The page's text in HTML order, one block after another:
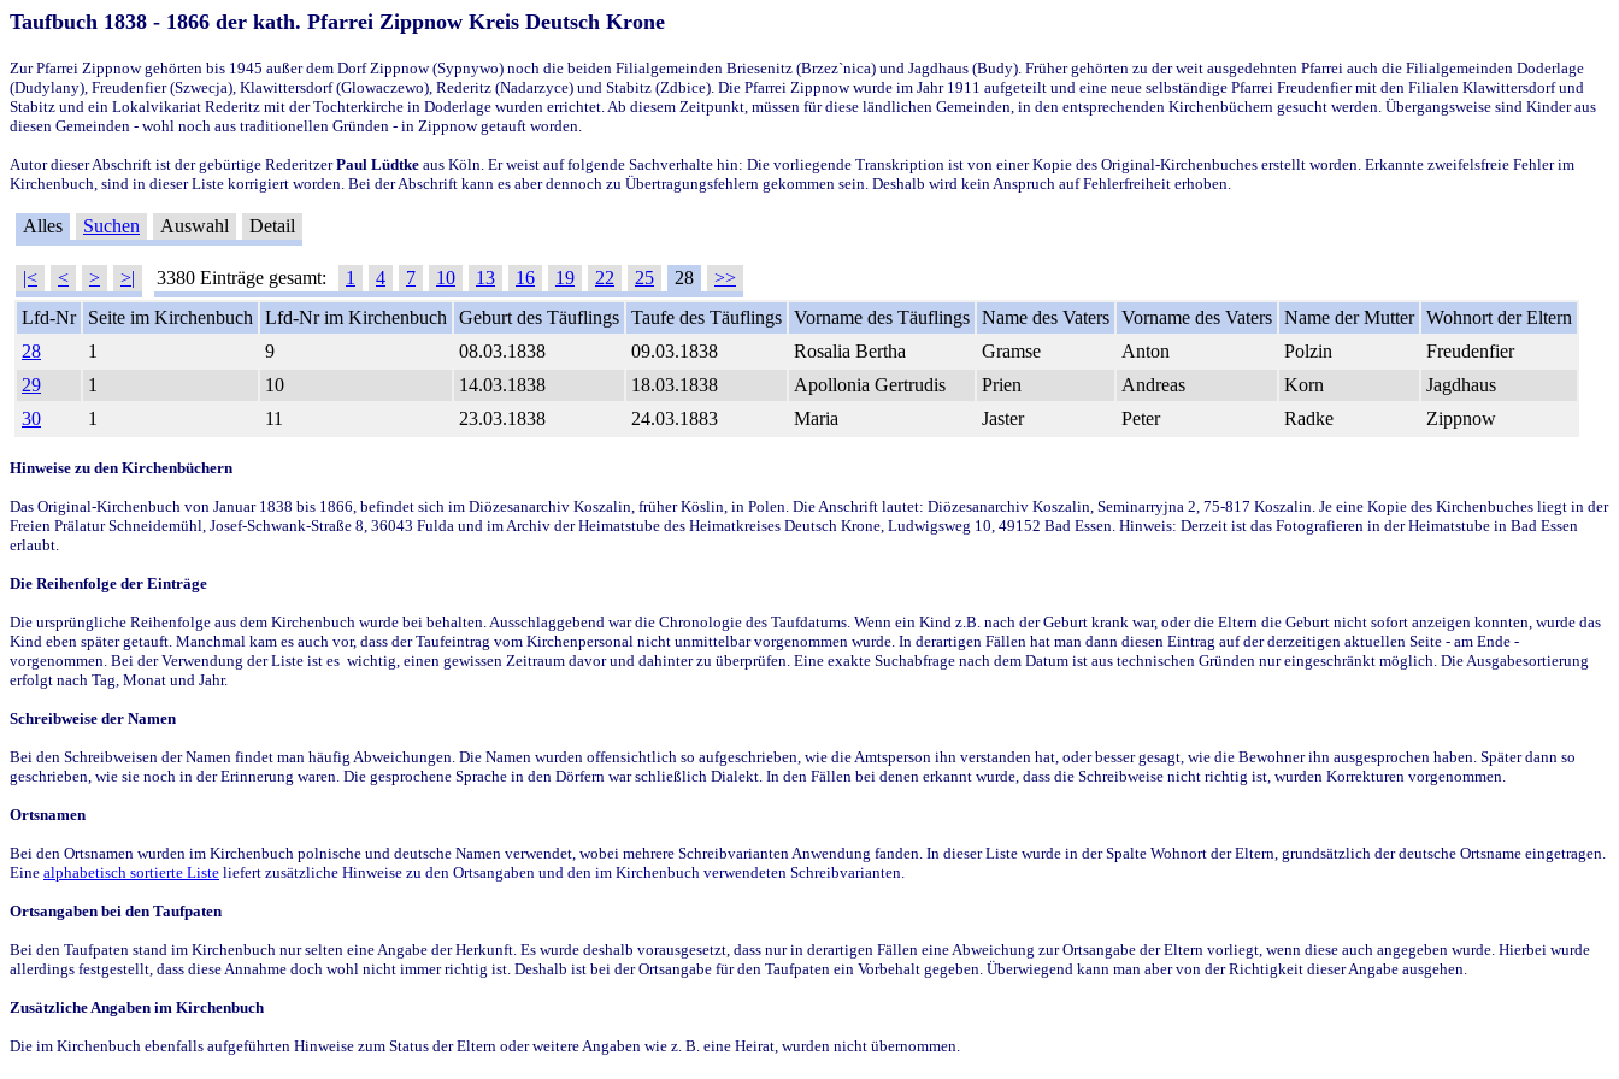
Taufbuch 1838 - 1866 der kath. Pfarrei Zippnow Kreis Deutsch Krone
Zur Pfarrei Zippnow gehörten bis 1945 außer dem Dorf Zippnow (Sypnywo) noch die beiden Filialgemeinden Briesenitz (Brzez`nica) und Jagdhaus (Budy). Früher gehörten zu der weit ausgedehnten Pfarrei auch die Filialgemeinden Doderlage
(Dudylany), Freudenfier (Szwecja), Klawittersdorf (Glowaczewo), Rederitz (Nadarzyce) und Stabitz (Zdbice). Die Pfarrei Zippnow wurde im Jahr 1911 aufgeteilt und eine neue selbständige Pfarrei Freudenfier mit den Filialen Klawittersdorf und
Stabitz und ein Lokalvikariat Rederitz mit der Tochterkirche in Doderlage wurden errichtet. Ab diesem Zeitpunkt, müssen für diese ländlichen Gemeinden, in den entsprechenden Kirchenbüchern gesucht werden. Übergangsweise sind Kinder aus
diesen Gemeinden - wohl noch aus traditionellen Gründen - in Zippnow getauft worden.
Autor dieser Abschrift ist der gebürtige RederitzerPaul Lüdtke aus Köln. Er weist auf folgende Sachverhalte hin: Die vorliegende Transkription ist von einer Kopie des Original-Kirchenbuches erstellt worden. Erkannte zweifelsfreie Fehler im
Kirchenbuch, sind in dieser Liste korrigiert worden. Bei der Abschrift kann es aber dennoch zu Übertragungsfehlern gekommen sein. Deshalb wird kein Anspruch auf Fehlerfreiheit erhoben.
Alles Suchen Auswahl Detail
|< < > >| 3380 Einträge gesamt: 1 4 7 10 13 16 19 22 25 28
>>
Lfd-Nr
Seite im Kirchenbuch Lfd-Nr im Kirchenbuch Geburt des Täuflings Taufe des Täuflings Vorname des Täuflings Name des Vaters Vorname des Vaters Name der Mutter Wohnort der Eltern
28
1 9 08.03.1838 09.03.1838 Rosalia Bertha Gramse Anton Polzin
Freudenfier
29
1 10 14.03.1838 18.03.1838 Apollonia Gertrudis Prien Andreas Korn
Jagdhaus
30
1 11 23.03.1838 24.03.1883 Maria Jaster Peter Radke Zippnow
Hinweise zu den Kirchenbüchern
Das Original-Kirchenbuch von Januar 1838 bis 1866, befindet sich im Diözesanarchiv Koszalin, früher Köslin, in Polen. Die Anschrift lautet: Diözesanarchiv Koszalin, Seminarryjna 2, 75-817 Koszalin. Je eine Kopie des Kirchenbuches liegt in der
Freien Prälatur Schneidemühl, Josef-Schwank-Straße 8, 36043 Fulda und im Archiv der Heimatstube des Heimatkreises Deutsch Krone, Ludwigsweg 10, 49152 Bad Essen. Hinweis: Derzeit ist das Fotografieren in der Heimatstube in Bad Essen
erlaubt.
Die Reihenfolge der Einträge
Die ursprüngliche Reihenfolge aus dem Kirchenbuch wurde bei behalten. Ausschlaggebend war die Chronologie des Taufdatums. Wenn ein Kind z.B. nach der Geburt krank war, oder die Eltern die Geburt nicht sofort anzeigen konnten, wurde das
Kind eben später getauft. Manchmal kam es auch vor, dass der Taufeintrag vom Kirchenpersonal nicht unmittelbar vorgenommen wurde. In derartigen Fällen hat man dann diesen Eintrag auf der derzeitigen aktuellen Seite - am Ende -
vorgenommen. Bei der Verwendung der Liste ist es wichtig, einen gewissen Zeitraum davor und dahinter zu überprüfen. Eine exakte Suchabfrage nach dem Datum ist aus technischen Gründen nur eingeschränkt möglich. Die Ausgabesortierung
erfolgt nach Tag, Monat und Jahr.
Schreibweise der Namen
Bei den Schreibweisen der Namen findet man häufig Abweichungen. Die Namen wurden offensichtlich so aufgeschrieben, wie die Amtsperson ihn verstanden hat, oder besser gesagt, wie die Bewohner ihn ausgesprochen haben. Später dann so
geschrieben, wie sie noch in der Erinnerung waren. Die gesprochene Sprache in den Dörfern war schließlich Dialekt. In den Fällen bei denen erkannt wurde, dass die Schreibweise nicht richtig ist, wurden Korrekturen vorgenommen.
Ortsnamen
Bei den Ortsnamen wurden im Kirchenbuch polnische und deutsche Namen verwendet, wobei mehrere Schreibvarianten Anwendung fanden. In dieser Liste wurde in der Spalte Wohnort der Eltern, grundsätzlich der deutsche Ortsname eingetragen.
Eine alphabetisch sortierte Liste liefert zusätzliche Hinweise zu den Ortsangaben und den im Kirchenbuch verwendeten Schreibvarianten.
Ortsangaben bei den Taufpaten
Bei den Taufpaten stand im Kirchenbuch nur selten eine Angabe der Herkunft. Es wurde deshalb vorausgesetzt, dass nur in derartigen Fällen eine Abweichung zur Ortsangabe der Eltern vorliegt, wenn diese auch angegeben wurde. Hierbei wurde
allerdings festgestellt, dass diese Annahme doch wohl nicht immer richtig ist. Deshalb ist bei der Ortsangabe für den Taufpaten ein Vorbehalt gegeben. Überwiegend kann man aber von der Richtigkeit dieser Angabe ausgehen.
Zusätzliche Angaben im Kirchenbuch
Die im Kirchenbuch ebenfalls aufgeführten Hinweise zum Status der Eltern oder weitere Angaben wie z. B. eine Heirat, wurden nicht übernommen.